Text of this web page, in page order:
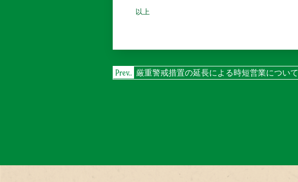
以上
投
稿
Prev.. 厳重警戒措置の延長による時短営業について